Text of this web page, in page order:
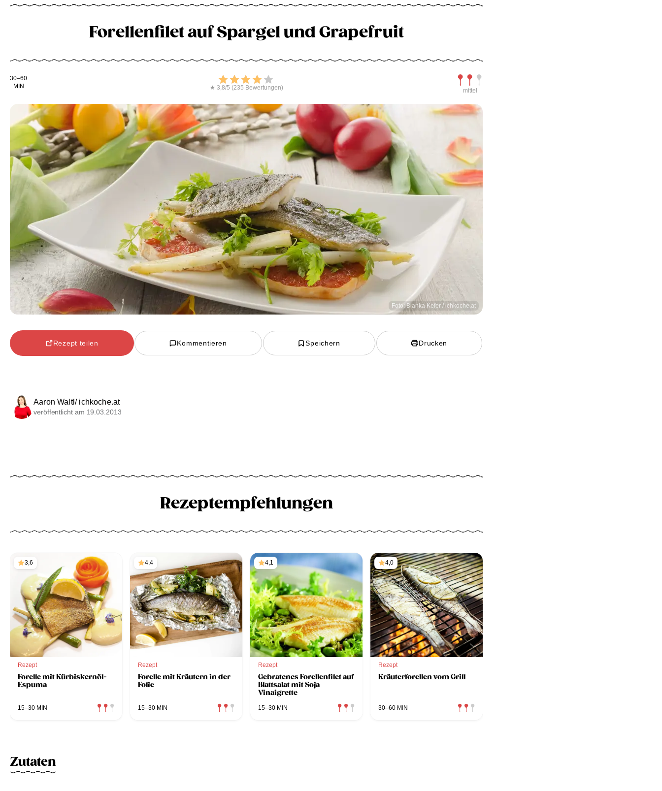
Forellenfilet auf Spargel und Grapefruit
Kochdauer
30–60
MIN
Bewerten
★ 3,8/5 (235 Bewertungen)
Schwierigkeit
mittel
Foto: Blanka Kefer / ichkoche.at
Rezept teilen Kommentieren Speichern Drucken
Aaron Waltl/ ichkoche.at
veröffentlicht am 19.03.2013
Rezeptempfehlungen
3,6
Rezept
Forelle mit Kürbiskernöl-
Espuma
15–30 MIN
4,4
Rezept
Forelle mit Kräutern in der
Folie
15–30 MIN
4,1
Rezept
Gebratenes Forellenfilet auf
Blattsalat mit Soja
Vinaigrette
15–30 MIN
4,0
Rezept
Kräuterforellen vom Grill
30–60 MIN
Zutaten